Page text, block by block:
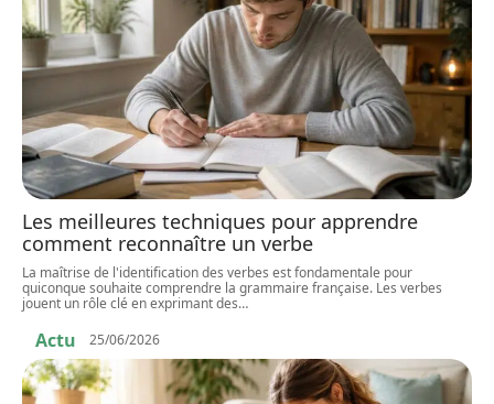
Les meilleures techniques pour apprendre
comment reconnaître un verbe
La maîtrise de l'identification des verbes est fondamentale pour
quiconque souhaite comprendre la grammaire française. Les verbes
jouent un rôle clé en exprimant des…
Actu 25/06/2026